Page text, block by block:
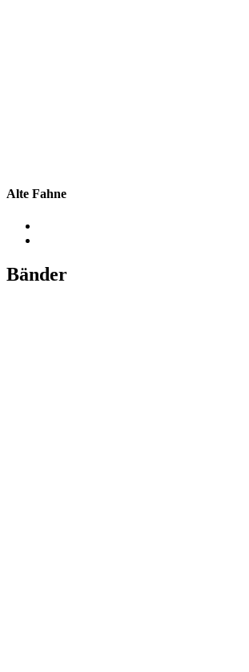
Alte Fahne
Bänder